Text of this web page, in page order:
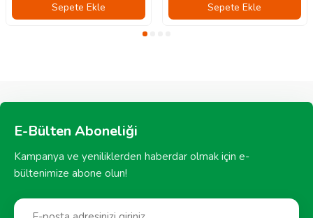
Sepete Ekle Sepete Ekle
E-Bülten Aboneliği
Kampanya ve yeniliklerden haberdar olmak için e-
bültenimize abone olun!